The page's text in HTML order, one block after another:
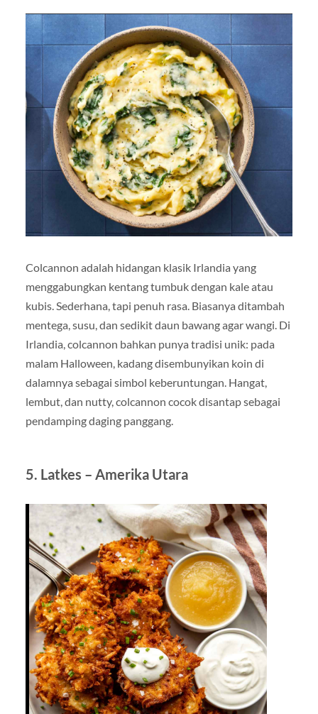
Colcannon adalah hidangan klasik Irlandia yang
menggabungkan kentang tumbuk dengan kale atau
kubis. Sederhana, tapi penuh rasa. Biasanya ditambah
mentega, susu, dan sedikit daun bawang agar wangi. Di
Irlandia, colcannon bahkan punya tradisi unik: pada
malam Halloween, kadang disembunyikan koin di
dalamnya sebagai simbol keberuntungan. Hangat,
lembut, dan nutty, colcannon cocok disantap sebagai
pendamping daging panggang.
5. Latkes – Amerika Utara